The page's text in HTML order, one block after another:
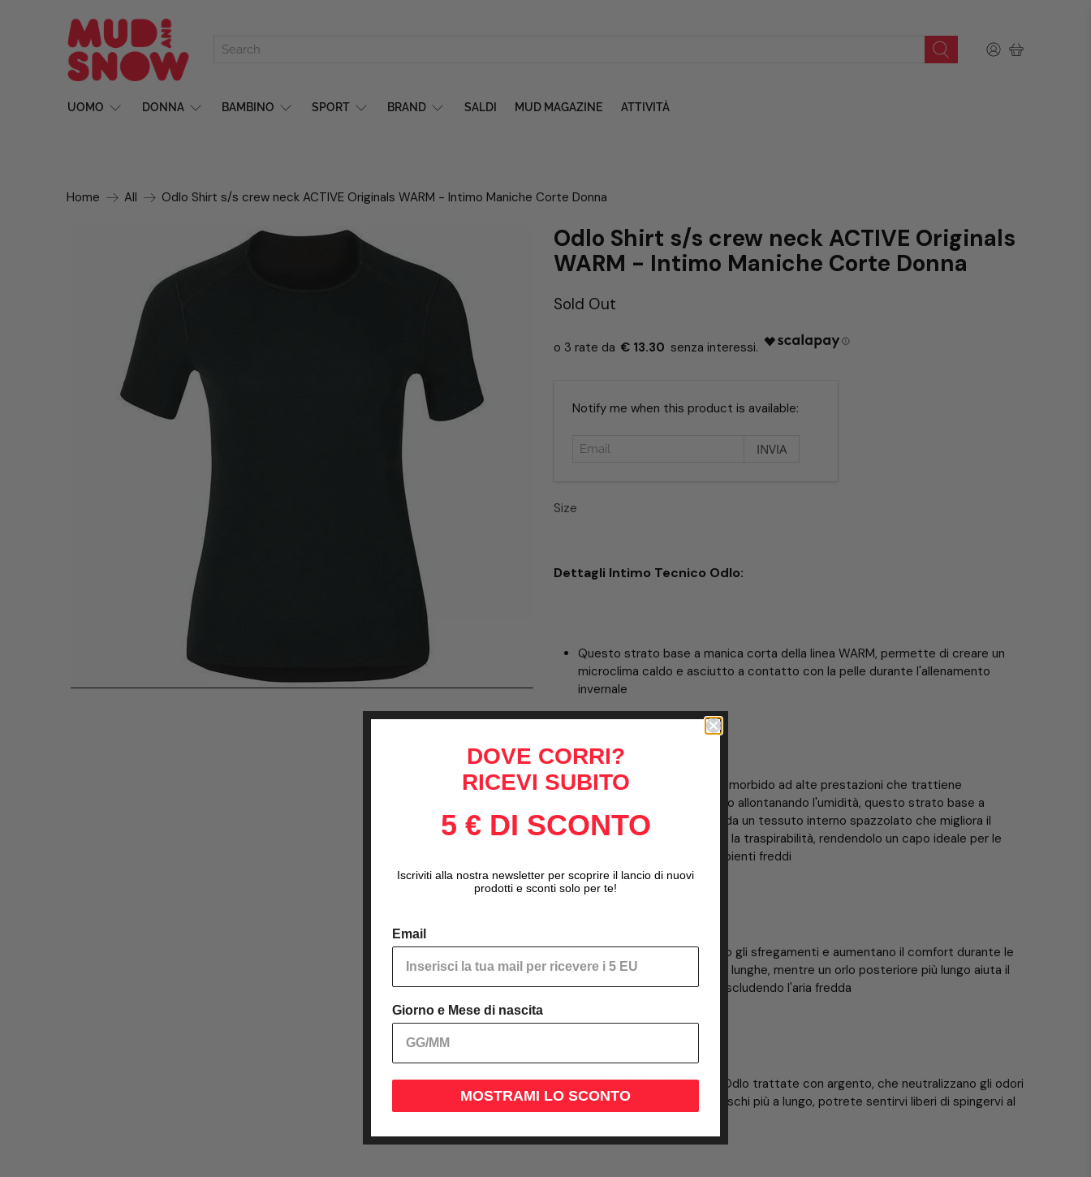
UOMO DONNA BAMBINO SPORT BRAND SALDI MUD MAGAZINE ATTIVITÀ
Home All Odlo Shirt s/s crew neck ACTIVE Originals WARM - Intimo Maniche Corte Donna
Odlo Shirt s/s crew neck ACTIVE Originals
WARM - Intimo Maniche Corte Donna
Sold Out
€ 13.30
Email
Notify me when this product is available:
Size
Dettagli Intimo Tecnico Odlo:
Questo strato base a manica corta della linea WARM, permette di creare un
microclima caldo e asciutto a contatto con la pelle durante l'allenamento
invernale
Realizzato in tessuto ultra morbido ad alte prestazioni che trattiene
l'essenziale calore corporeo allontanando l'umidità, questo strato base a
girocollo è caratterizzato da un tessuto interno spazzolato che migliora il
trattenimento del calore e la traspirabilità, rendendolo un capo ideale per le
attività energetiche in ambienti freddi
Le cuciture piatte riducono gli sfregamenti e aumentano il comfort durante le
sessioni di allenamento più lunghe, mentre un orlo posteriore più lungo aiuta il
capo a rimanere a posto escludendo l'aria fredda
Grazie alle fibre Effect by Odlo trattate con argento, che neutralizzano gli odori
corporei mantenendovi freschi più a lungo, potrete sentirvi liberi di spingervi al
DOVE CORRI?
RICEVI SUBITO
5 € DI SCONTO
Iscriviti alla nostra newsletter per scoprire il lancio di nuovi
prodotti e sconti solo per te!
Email
Giorno e Mese di nascita
MOSTRAMI LO SCONTO